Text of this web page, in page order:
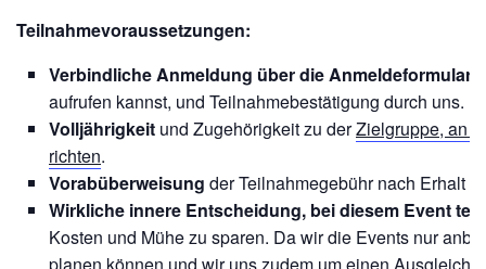
Teilnahmevoraussetzungen:
Verbindliche Anmeldung über die Anmeldeformulare
aufrufen kannst, und Teilnahmebestätigung durch uns.
Volljährigkeit und Zugehörigkeit zu derZielgruppe, an
richten.
Vorabüberweisung der Teilnahmegebühr nach Erhalt
Wirkliche innere Entscheidung, bei diesem Event
Kosten und Mühe zu sparen. Da wir die Events nur